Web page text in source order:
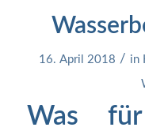
16. April 2018 / in
Was für